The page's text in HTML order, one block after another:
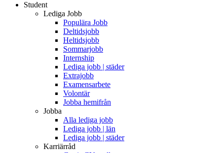
Student
Lediga Jobb
Populära Jobb
Deltidsjobb
Heltidsjobb
Sommarjobb
Internship
Lediga jobb | städer
Extrajobb
Examensarbete
Volontär
Jobba hemifrån
Jobba
Alla lediga jobb
Lediga jobb | län
Lediga jobb | städer
Karriärråd